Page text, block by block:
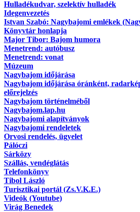
Hulladékudvar, szelektív hulladék
Idegenvezetés
Istvan Szabó: Nagybajomi emlékek
Könyvtár honlapja
Major Tibor: Bajom humora
Menetrend: autóbusz
Menetrend: vonat
Múzeum
Nagybajom időjárása
Nagybajom időjárása óránként,
előrejelzés
Nagybajom történelméből
Nagybajom.lap.hu
Nagybajomi alapítványok
Nagybajomi rendeletek
Orvosi rendelés, ügyelet
Pálóczi
Sárközy
Szállás, vendéglátás
Telefonkönyv
Tibol László
Turisztikai portál (Zs.V.K.E.)
Videók (Youtube)
Virág Benedek